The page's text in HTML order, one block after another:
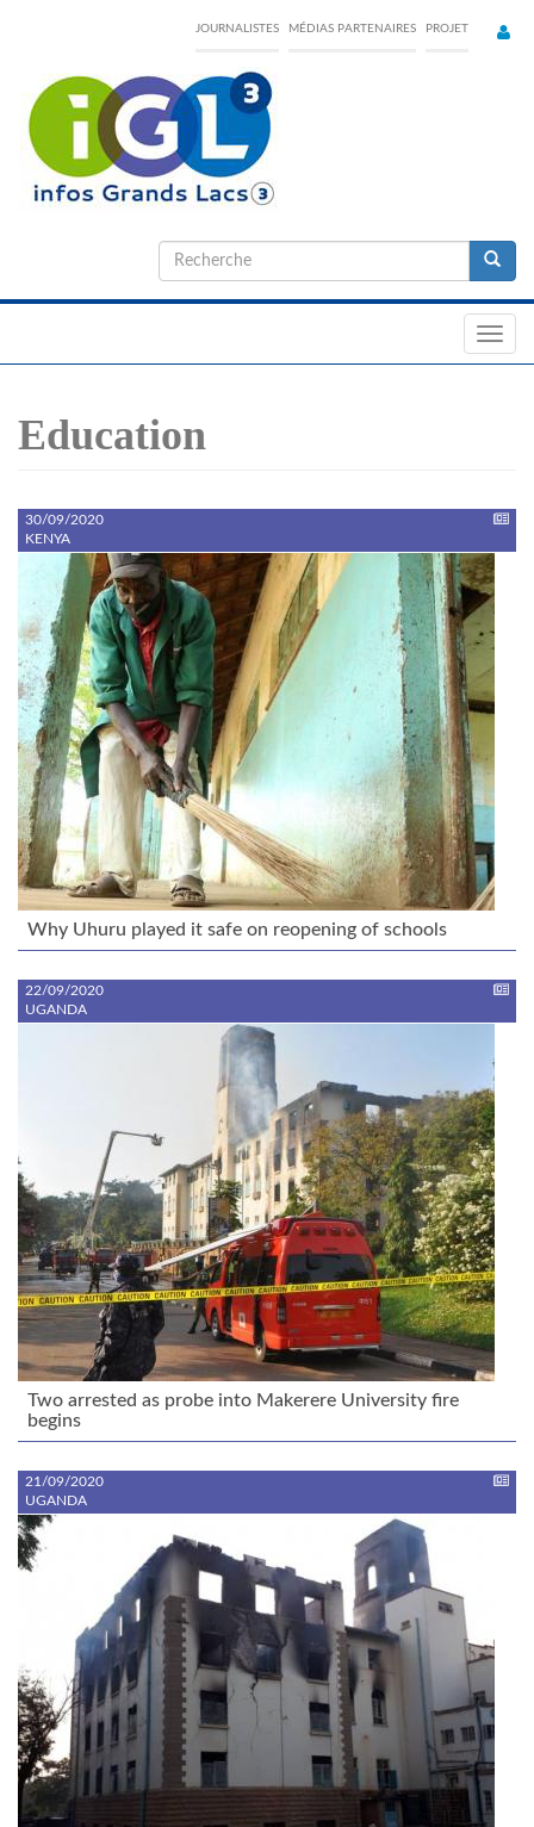
content
JOURNALISTES MÉDIAS PARTENAIRES PROJET
Formulaire
de
Education
30/09/2020
KENYA
Why Uhuru played it safe on reopening of schools
22/09/2020
UGANDA
Two arrested as probe into Makerere University fire
begins
21/09/2020
UGANDA